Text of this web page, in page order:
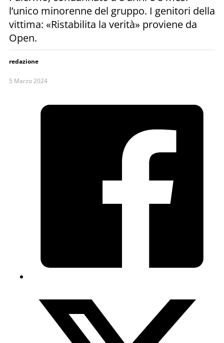
l’unico minorenne del gruppo. I genitori della
vittima: «Ristabilita la verità» proviene da
Open.
redazione
5 Marzo 2024